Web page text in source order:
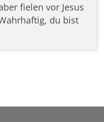
fielen vor Jesus
du bist